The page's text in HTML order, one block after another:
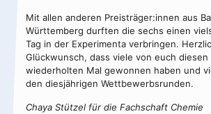
Mit allen anderen Preisträger:innen aus
Württemberg durften die sechs einen
Tag in der Experimenta verbringen.
Glückwunsch, dass viele von euch diesen
wiederholten Mal gewonnen haben und
den diesjährigen Wettbewerbsrunden.
Chaya Stützel für die Fachschaft Chemie